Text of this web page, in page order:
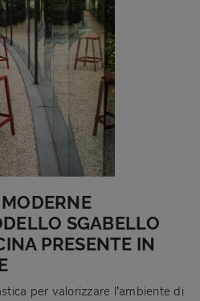
SGABELLO
PRESENTE IN
per valorizzare l’ambiente di